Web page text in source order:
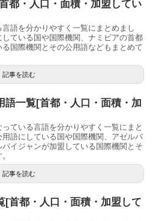
都・人口・面積・加盟してい
語を分かりやすく一覧にまとめまし
ている国や国際機関、ナミビアの首都
国際機関とその公用語などもまとめて
記事を読む
語一覧[首都・人口・面積・加
ている言語を分かりやすく一覧にまと
語にしている国や国際機関、アゼルバ
イジャンが加盟している国際機関とそ
記事を読む
[首都・人口・面積・加盟して